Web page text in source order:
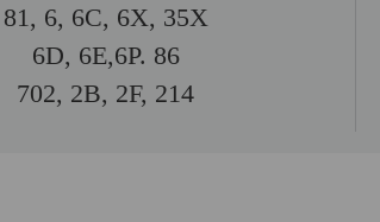
81, 6, 6C, 6X, 35X
6D, 6E,6P. 86
702, 2B, 2F, 214